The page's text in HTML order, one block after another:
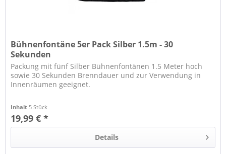
Bühnenfontäne 5er Pack Silber 1.5m - 30
Sekunden
Packung mit fünf Silber Bühnenfontänen 1.5 Meter hoch
sowie 30 Sekunden Brenndauer und zur Verwendung in
Innenräumen geeignet.
Inhalt 5 Stück
19,99 € *
Details